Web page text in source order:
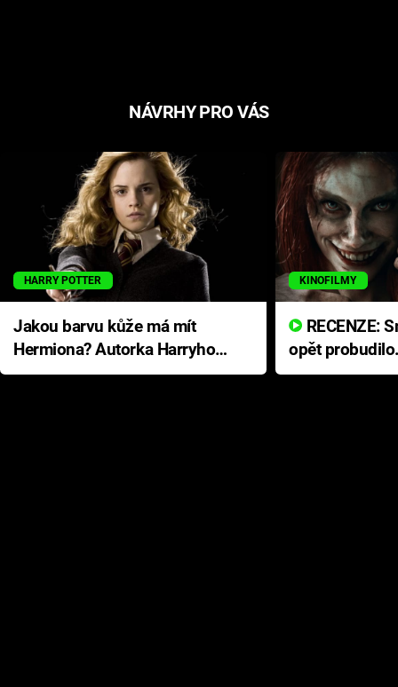
NÁVRHY PRO VÁS
HARRY POTTER
Jakou barvu kůže má mít
Hermiona? Autorka Harryho
Pottera přišla s ráznou
KINOFILMY
opět
přichází s